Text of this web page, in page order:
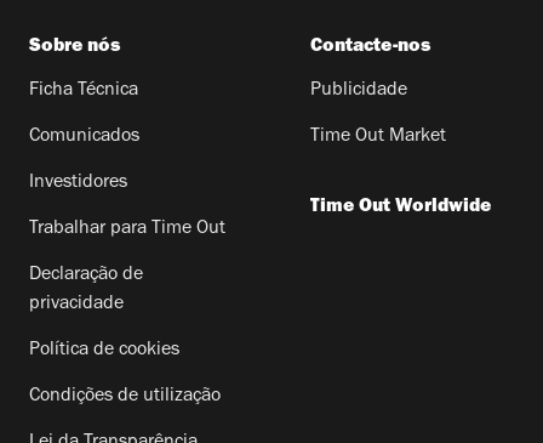
Sobre nós
Ficha Técnica
Comunicados
Investidores
Trabalhar para Time Out
Declaração de
privacidade
Política de cookies
Condições de utilização
Contacte-nos
Publicidade
Time Out Market
Time Out Worldwide